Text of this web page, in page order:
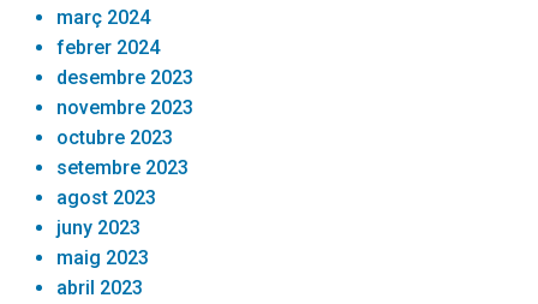
març 2024
febrer 2024
desembre 2023
novembre 2023
octubre 2023
setembre 2023
agost 2023
juny 2023
maig 2023
abril 2023